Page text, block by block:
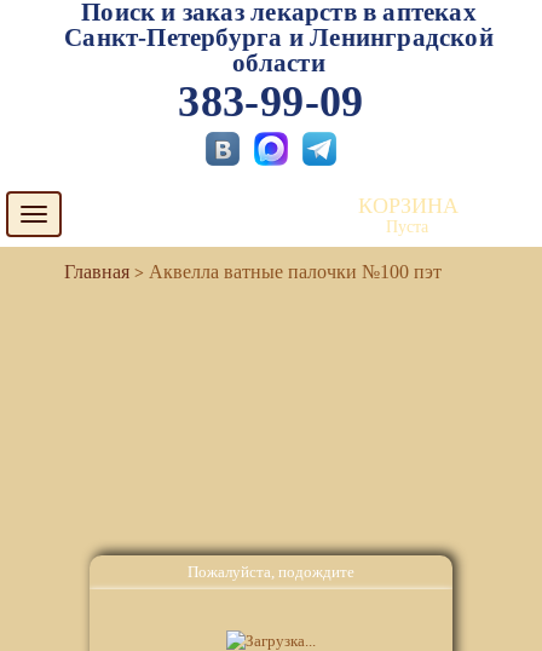
Пожалуйста, подождите
Поиск и заказ лекарств в аптеках
Санкт-Петербурга и Ленинградской
области
383-99-09
Toggle
navigation
КОРЗИНА
Пуста
Аквелла ватные палочки №100 пэт